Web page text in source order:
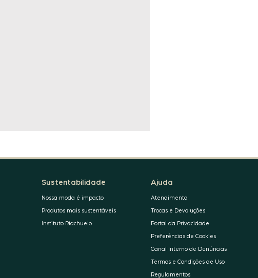
Sustentabilidade
Nossa moda é impacto
Produtos mais sustentáveis
Instituto Riachuelo
Ajuda
Atendimento
Trocas e Devoluções
Portal da Privacidade
Preferências de Cookies
Canal Interno de Denúncias
Termos e Condições de Uso
Regulamentos